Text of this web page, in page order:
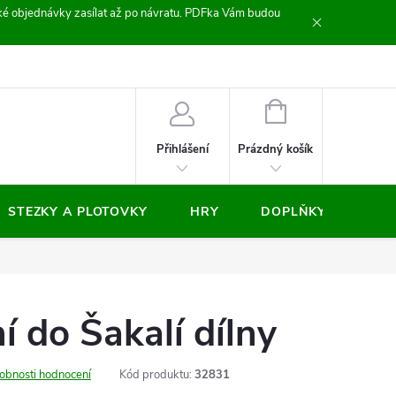
objednávky zasílat až po návratu. PDFka Vám budou
Přihlášení
NÁKUPNÍ
Prázdný košík
STEZKY A PLOTOVKY HRY DOPLŇKY
do Šakalí dílny
hodnocení Kód produktu: 32831